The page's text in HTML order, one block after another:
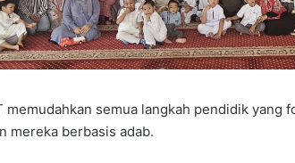
memudahkan semua langkah pendidik yang
mereka berbasis adab.